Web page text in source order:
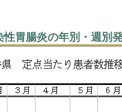
胃腸炎の年別・週別